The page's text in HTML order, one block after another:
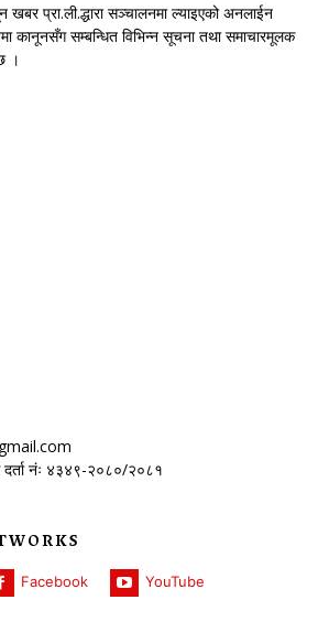
प्रा.ली.द्धारा सञ्चालनमा ल्याइएको अनलाईन
कानूनसँग सम्बन्धित विभिन्न सूचना तथा समाचारमूलक
।
दर्ता नंः ४३४९-२०८०/२०८१
Facebook
YouTube